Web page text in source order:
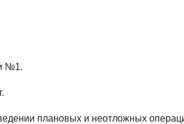
№1.
плановых и неотложных